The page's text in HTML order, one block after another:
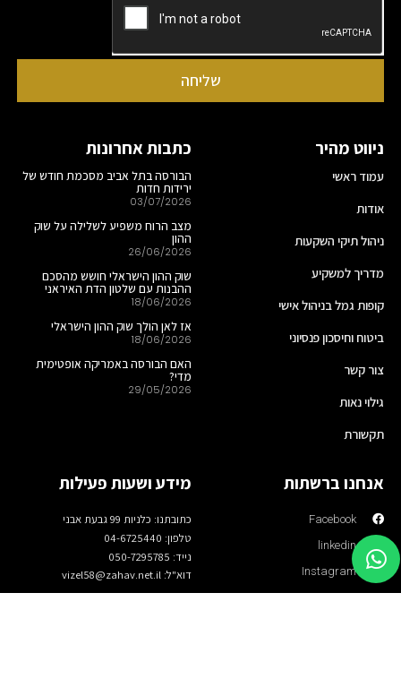
שליחה
ניווט מהיר
עמוד ראשי
אודות
ניהול תיקי השקעות
מדריך למשקיע
קופות גמל בניהול אישי
ביטוח וחיסכון פנסיוני
צור קשר
גילוי נאות
תקשורת
כתבות אחרונות
הבורסה בתל אביב מסכמת חודש של
ירידות חדות
03/07/2026
מצב הרוח משפיע לשלילה על שוק
ההון
26/06/2026
שוק ההון הישראלי חושש מהסכם
ההבנות עם שלטון הדת האיראני
18/06/2026
אז לאן הולך שוק ההון הישראלי
18/06/2026
האם הבורסה באמריקה אופטימית
מדי?
29/05/2026
אנחנו ברשתות
Facebook
linkedin
Instagram
מידע ושעות פעילות
כתובתנו: כלניות 99 גבעת אבני
טלפון: 04-6725440
נייד: 050-7295785
דוא"ל: vizel58@zahav.net.il